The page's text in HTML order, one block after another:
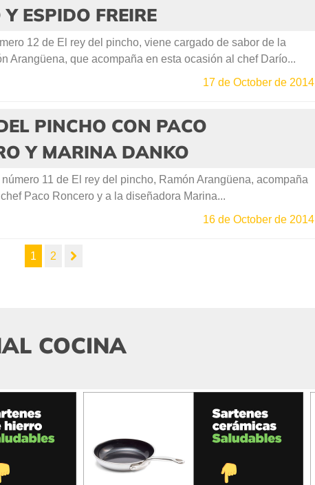
ESPIDO FREIRE
12 de El rey del pincho, viene cargado de sabor de la
Arangüena, que acompaña en esta ocasión al chef Darío...
17 de October de 2014
PINCHO CON PACO
Y MARINA DANKO
11 de El rey del pincho, Ramón Arangüena, acompaña
Paco Roncero y a la diseñadora Marina...
16 de October de 2014
1 2
COCINA